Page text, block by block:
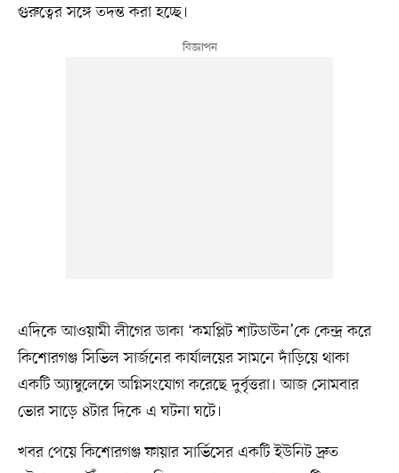
গুরুত্বের সঙ্গে তদন্ত করা হচ্ছে।
এদিকে আওয়ামী লীগের ডাকা ‘কমপ্লিট শাটডাউন’কে কেন্দ্র করে
কিশোরগঞ্জ সিভিল সার্জনের কার্যালয়ের সামনে দাঁড়িয়ে থাকা
একটি অ্যাম্বুলেন্সে অগ্নিসংযোগ করেছে দুর্বৃত্তরা। আজ সোমবার
ভোর সাড়ে ৪টার দিকে এ ঘটনা ঘটে।
খবর পেয়ে কিশোরগঞ্জ ফায়ার সার্ভিসের একটি ইউনিট দ্রুত